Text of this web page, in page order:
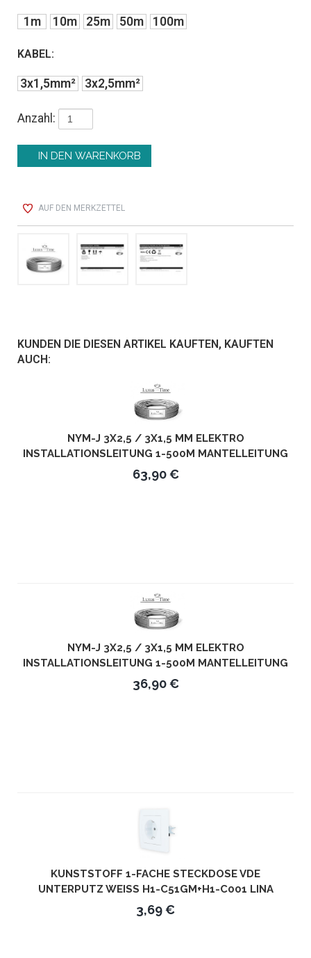
1m 10m 25m 50m 100m
KABEL:
3x1,5mm² 3x2,5mm²
Anzahl:
AUF DEN MERKZETTEL
KUNDEN DIE DIESEN ARTIKEL KAUFTEN, KAUFTEN
AUCH:
NYM-J 3X2,5 / 3X1,5 MM ELEKTRO
INSTALLATIONSLEITUNG 1-500M MANTELLEITUNG
KABEL 3 ADRIG - LÄNGE IN METERN: 50M - KABEL:
3X1,5MM²
63,90 €
NYM-J 3X2,5 / 3X1,5 MM ELEKTRO
INSTALLATIONSLEITUNG 1-500M MANTELLEITUNG
KABEL 3 ADRIG - LÄNGE IN METERN: 25M - KABEL:
3X1,5MM²
36,90 €
KUNSTSTOFF 1-FACHE STECKDOSE VDE
UNTERPUTZ WEISS H1-C51GM+H1-C001 LINA
3,69 €